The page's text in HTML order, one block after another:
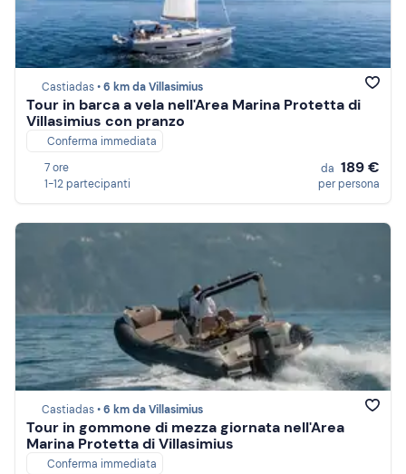
Castiadas •6 km da Villasimius
Tour in barca a vela nell'Area Marina Protetta di
Villasimius con pranzo
Conferma immediata
7 ore
1-12 partecipanti
da 189 €
per persona
Castiadas •6 km da Villasimius
Tour in gommone di mezza giornata nell'Area
Marina Protetta di Villasimius
Conferma immediata